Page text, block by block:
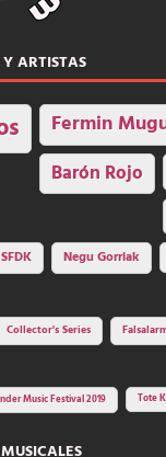
ARTISTAS
Fermin
Barón Rojo
SFDK Negu Gorriak
Collector's Series
Music Festival 2019 Tote